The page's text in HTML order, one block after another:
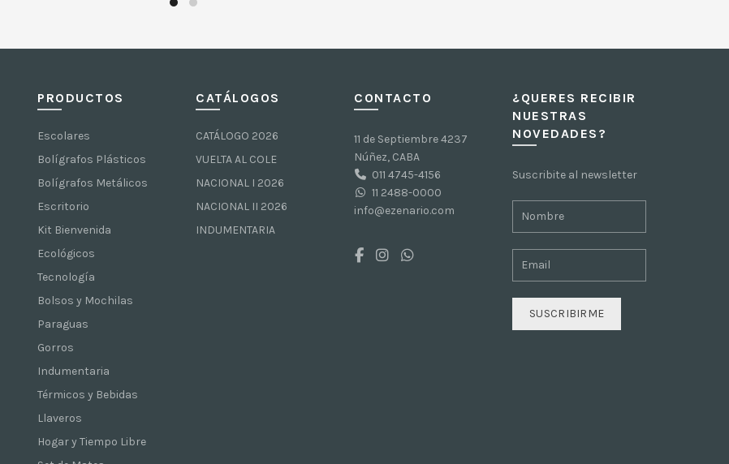
PRODUCTOS
Escolares
Bolígrafos Plásticos
Bolígrafos Metálicos
Escritorio
Kit Bienvenida
Ecológicos
Tecnología
Bolsos y Mochilas
Paraguas
Gorros
Indumentaria
Térmicos y Bebidas
Llaveros
Hogar y Tiempo Libre
CATÁLOGOS
CATÁLOGO 2026
VUELTA AL COLE
NACIONAL I 2026
NACIONAL II 2026
INDUMENTARIA
CONTACTO
11 de Septiembre 4237
Núñez, CABA
011 4745-4156
11 2488-0000
info@ezenario.com
¿QUERES RECIBIR
NUESTRAS
NOVEDADES?
Suscribite al newsletter